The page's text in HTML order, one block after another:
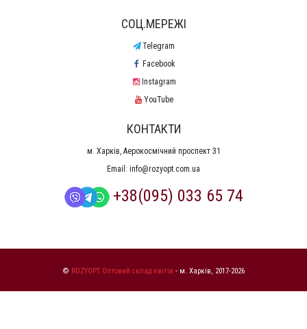
СОЦ.МЕРЕЖІ
Telegram
Facebook
Instagram
YouTube
КОНТАКТИ
м. Харків, Аерокосмічний проспект 31
Email: info@rozyopt.com.ua
+38(095) 033 65 74
© ROZYOPT Оптовий склад квітів - м. Харків, 2017-2026